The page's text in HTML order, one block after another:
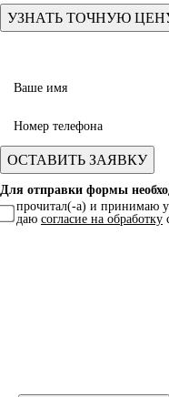
Для отправки формы
прочитал(-а) и принимаю
даю согласие на обработку